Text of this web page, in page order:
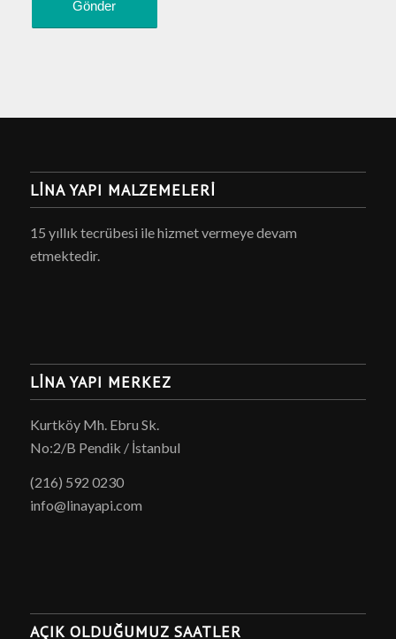
LINA YAPI MALZEMELERI
15 yıllık tecrübesi ile hizmet vermeye devam
etmektedir.
LINA YAPI MERKEZ
Kurtköy Mh. Ebru Sk.
No:2/B Pendik / İstanbul
(216) 592 0230
info@linayapi.com
AÇIK OLDUĞUMUZ SAATLER